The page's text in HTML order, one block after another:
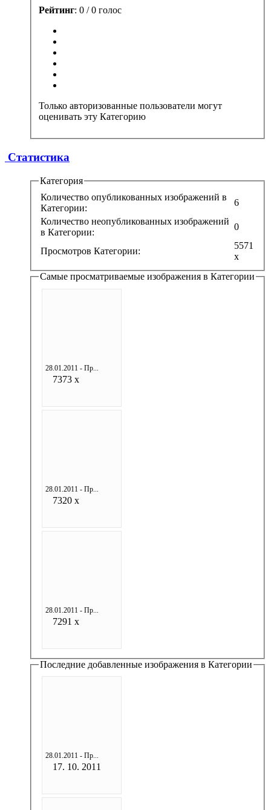
Рейтинг: 0 / 0 голос
Только авторизованные пользователи могут
оценивать эту Категорию
Статистика
Категория
Количество опубликованных изображений в
Категории:
6
Количество неопубликованных изображений
в Категории:
0
Просмотров Категории:
5571
x
Самые просматриваемые изображения в Категории
28.01.2011 - Пр...
7373 x
28.01.2011 - Пр...
7320 x
28.01.2011 - Пр...
7291 x
Последние добавленные изображения в Категории
28.01.2011 - Пр...
17. 10. 2011